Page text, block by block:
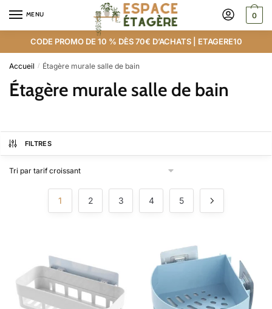
MENU 0
CODE PROMO DE 10 % DÈS 70€ D’ACHATS | ETAGERE10
Accueil / Étagère murale salle de bain
Étagère murale salle de bain
FILTRES
1 2 3 4 5